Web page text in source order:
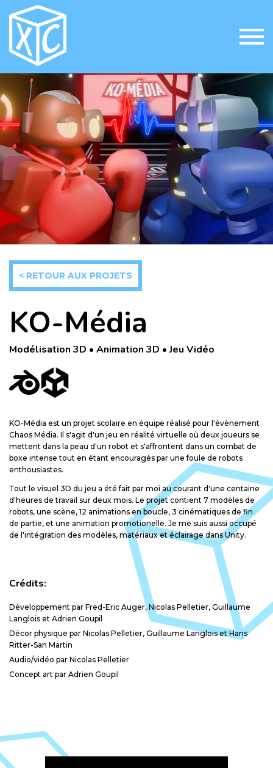
< RETOUR AUX PROJETS
KO-Média
Modélisation 3D • Animation 3D • Jeu Vidéo
KO-Média est un projet scolaire en équipe réalisé pour l'évènement
Chaos Média. Il s'agit d'un jeu en réalité virtuelle où deux joueurs se
mettent dans la peau d'un robot et s'affrontent dans un combat de
boxe intense tout en étant encouragés par une foule de robots
enthousiastes.
Tout le visuel 3D du jeu a été fait par moi au courant d'une centaine
d'heures de travail sur deux mois. Le projet contient 7 modèles de
robots, une scène, 12 animations en boucle, 3 cinématiques de fin
de partie, et une animation promotionelle. Je me suis aussi occupé
de l'intégration des modèles, matériaux et éclairage dans Unity.
Crédits:
Développement par Fred-Eric Auger, Nicolas Pelletier, Guillaume
Langlois et Adrien Goupil
Décor physique par Nicolas Pelletier, Guillaume Langlois et Hans
Ritter-San Martin
Audio/vidéo par Nicolas Pelletier
Concept art par Adrien Goupil